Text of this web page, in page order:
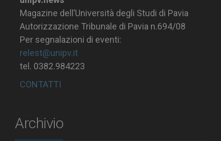
Magazine dell’Università degli Studi di Pavia
Autorizzazione Tribunale di Pavia n.694/08
Per segnalazioni di eventi:
relest@unipv.it
tel. 0382.984223
CONTATTI
Archivio